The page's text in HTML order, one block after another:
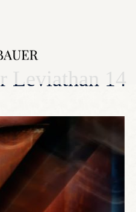
Leviathan 14